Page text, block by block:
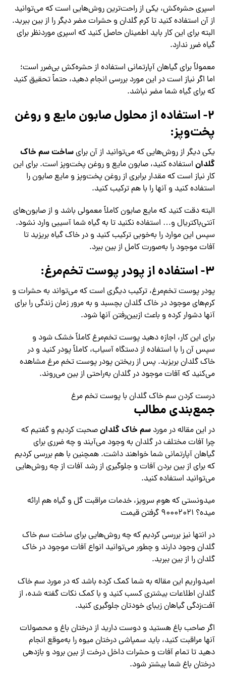
اسپری حشره‌کش، یکی از راحت‌ترین روش‌هایی است که می‌توانید
از آن استفاده کنید تا کرم گلدان و حشرات مضر دیگر را از بین ببرید.
البته برای این کار باید اطمینان حاصل کنید که اسپری موردنظر برای
گیاه ضرر ندارد.
معمولاً برای گیاهان آپارتمانی استفاده از حشره‌کش بی‌ضرر است؛
اما اگر نیاز است در این مورد بررسی انجام دهید، حتماً تحقیق کنید
که برای گیاه شما مضر نباشد.
۲- استفاده از محلول صابون مایع و روغن
پخت‌وپز:
یکی دیگر از روش‌هایی که می‌توانید از آن برایساخت سم خاک
گلدان استفاده کنید، صابون مایع و روغن پخت‌وپز است. برای این
کار نیاز است که مقدار برابری از روغن پخت‌وپز و مایع صابون را
استفاده کنید و آنها را با هم ترکیب کنید.
البته دقت کنید که مایع صابون کاملاً معمولی باشد و از صابون‌های
آنتی‌باکتریال و… استفاده نکنید تا به گیاه شما آسیبی وارد نشود.
سپس این موارد را به‌خوبی ترکیب کنید و در خاک گیاه بریزید تا
آفات موجود را به‌صورت کامل از بین ببرد.
۳- استفاده از پودر پوست تخم‌مرغ:
پودر پوست تخم‌مرغ، ترکیب دیگری است که می‌تواند به حشرات و
کرم‌های موجود در خاک گلدان بچسبد و به‌ مرور زمان زندگی را برای
آنها دشوار کرده و باعث ازبین‌رفتن آنها شود.
برای این کار، اجازه دهید پوست تخم‌مرغ کاملاً خشک شود و
سپس آن را با استفاده از دستگاه آسیاب، کاملاً پودر کنید و در
خاک گلدان بریزید. پس از ریختن پودر پوست تخم مرغ مشاهده
می‌کنید که آفات موجود در گلدان به‌راحتی از بین می‌روند.
درست کردن سم خاک گلدان با پوست تخم مرغ
جمع‌بندی مطالب
در این مقاله در موردسم خاک گلدانصحبت کردیم و گفتیم که
چرا آفات مختلف در گلدان به وجود می‌آیند و چه ضرری برای
گیاهان آپارتمانی شما خواهند داشت. همچنین با هم بررسی کردیم
که برای از بین‌ بردن آفات و جلوگیری از رشد آفات از چه روش‌هایی
می‌توانید استفاده کنید.
میدونستی که هوم سرویز، خدمات مراقبت گل و گیاه هم ارائه
میده؟ ۹۰۰۰۲۰۲۱ گرفتن قیمت
در انتها نیز بررسی کردیم که چه روش‌هایی برای ساخت سم خاک
گلدان وجود دارند و چطور می‌توانید انواع آفات موجود در خاک
گلدان را از بین ببرید.
امیدواریم این مقاله به شما کمک کرده باشد که در مورد سم خاک
گلدان اطلاعات بیشتری کسب کنید و با کمک نکات گفته شده، از
آفت‌زدگی گیاهان زیبای خودتان جلوگیری کنید.
اگر صاحب باغ هستید و دوست دارید از درختان باغ و محصولات
آنها مراقبت کنید، باید سمپاشی درختان میوه را به‌موقع انجام
دهید تا تمام آفات و حشرات داخل درخت از بین برود و بازدهی
درختان باغ شما بیشتر شود.